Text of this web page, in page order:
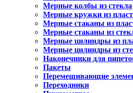
Мерные колбы из стекла
Мерные кружки из
Мерные стаканы из
Мерные стаканы из
Мерные цилиндры из
Мерные цилиндры из
Наконечники для
Пакеты
Перемешивающие
Переходники